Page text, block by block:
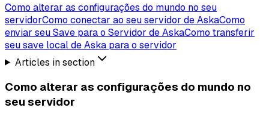
Como alterar as configurações do mundo no seu
servidorComo conectar ao seu servidor de AskaComo
enviar seu Save para o Servidor de AskaComo transferir
seu save local de Aska para o servidor
Articles in section
Como alterar as configurações do mundo no
seu servidor